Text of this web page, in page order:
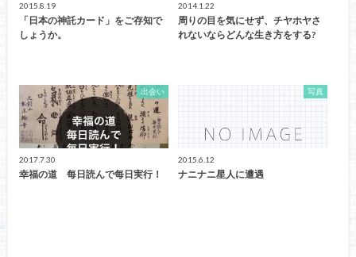
2015.8.19
「日本の神託カード」をご存知で
しょうか。
2014.1.22
周りの目を気にせず、チヤホヤさ
れないならどんな生き方をする?
出会い
2017.7.30
幸福の道 每日読んで每日実行！
写真
2015.6.12
ナニナニ星人に遭遇